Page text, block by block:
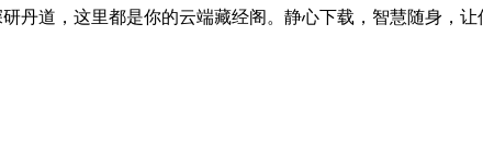
道，这里都是你的云端藏经阁。静心下载，智慧随身，让